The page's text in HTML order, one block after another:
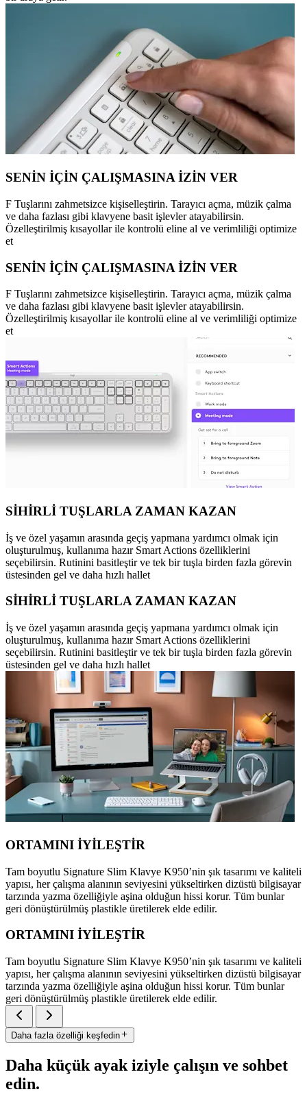
SENİN İÇİN ÇALIŞMASINA İZİN VER
F Tuşlarını zahmetsizce kişiselleştirin. Tarayıcı açma, müzik çalma
ve daha fazlası gibi klavyene basit işlevler atayabilirsin.
Özelleştirilmiş kısayollar ile kontrolü eline al ve verimliliği optimize
et
SENİN İÇİN ÇALIŞMASINA İZİN VER
F Tuşlarını zahmetsizce kişiselleştirin. Tarayıcı açma, müzik çalma
ve daha fazlası gibi klavyene basit işlevler atayabilirsin.
Özelleştirilmiş kısayollar ile kontrolü eline al ve verimliliği optimize
et
SİHİRLİ TUŞLARLA ZAMAN KAZAN
İş ve özel yaşamın arasında geçiş yapmana yardımcı olmak için
oluşturulmuş, kullanıma hazır Smart Actions özelliklerini
seçebilirsin. Rutinini basitleştir ve tek bir tuşla birden fazla görevin
üstesinden gel ve daha hızlı hallet
SİHİRLİ TUŞLARLA ZAMAN KAZAN
İş ve özel yaşamın arasında geçiş yapmana yardımcı olmak için
oluşturulmuş, kullanıma hazır Smart Actions özelliklerini
seçebilirsin. Rutinini basitleştir ve tek bir tuşla birden fazla görevin
üstesinden gel ve daha hızlı hallet
ORTAMINI İYİLEŞTİR
Tam boyutlu Signature Slim Klavye K950’nin şık tasarımı ve kaliteli
yapısı, her çalışma alanının seviyesini yükseltirken dizüstü bilgisayar
tarzında yazma özelliğiyle aşina olduğun hissi korur. Tüm bunlar
geri dönüştürülmüş plastikle üretilerek elde edilir.
ORTAMINI İYİLEŞTİR
Tam boyutlu Signature Slim Klavye K950’nin şık tasarımı ve kaliteli
yapısı, her çalışma alanının seviyesini yükseltirken dizüstü bilgisayar
tarzında yazma özelliğiyle aşina olduğun hissi korur. Tüm bunlar
geri dönüştürülmüş plastikle üretilerek elde edilir.
Daha fazla özelliği keşfedin
Daha küçük ayak iziyle çalışın ve sohbet
edin.